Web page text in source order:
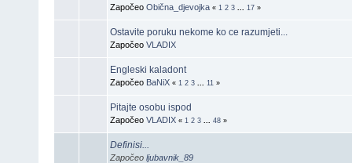
Započeo Obična_djevojka « 1 2 3 17 »
Ostavite poruku nekome ko ce razumjeti...
Započeo VLADIX
Engleski kaladont
Započeo BaNiX « 1 2 3 11 »
Pitajte osobu ispod
Započeo VLADIX « 1 2 3 48 »
Definisi...
Započeo ljubavnik_89